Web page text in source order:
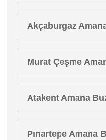
Akçaburgaz
Murat Çeşme
Atakent Amana
Pınartepe Amana